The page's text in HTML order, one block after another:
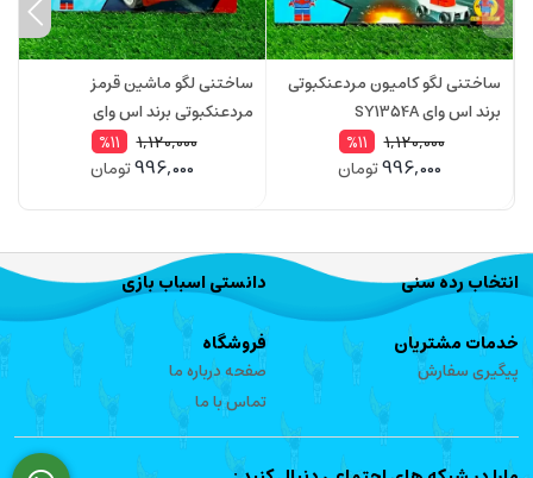
ساختنی لگو کامیون مردعنکبوتی
برند اس وای SY1354A
1,120,000
%11
996,000تومان
ساختنی لگو ماشین قرمز
مردعنکبوتی برند اس وای
SY1354B
1,120,000
%11
996,000تومان
انتخاب رده سنی دانستی اسباب بازی
خدمات مشتریان
پیگیری سفارش
فروشگاه
صفحه درباره ما
تماس با ما